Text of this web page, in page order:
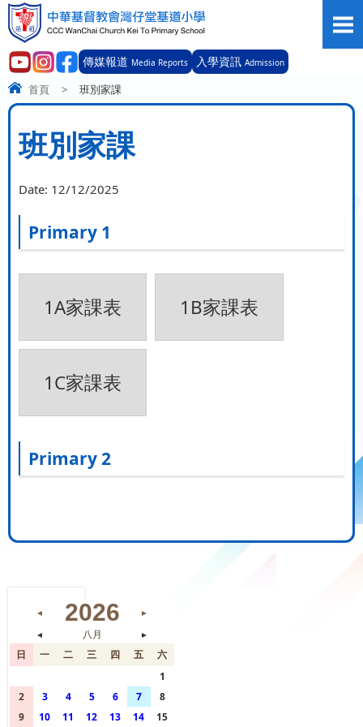
傳媒報道 Media Reports 入學資訊 Admission
首頁 > 班別家課
班別家課
Date: 12/12/2025
Primary 1
1A家課表 1B家課表
1C家課表
Primary 2
◄ 2026
►
◄
八月 ►
日 一 二 三 四 五
六
1
2
3 4 5 6 7
8
9
10 11 12 13 14 15